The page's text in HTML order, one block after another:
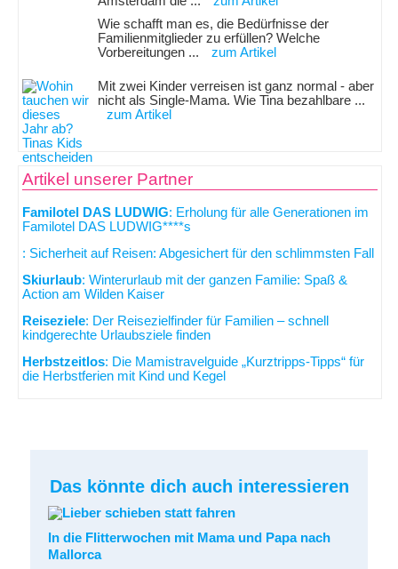
Wie schafft man es, die Bedürfnisse der
Familienmitglieder zu erfüllen? Welche
Vorbereitungen ...
zum Artikel
Mit zwei Kinder verreisen ist ganz normal - aber
nicht als Single-Mama. Wie Tina bezahlbare ...
zum Artikel
Artikel unserer Partner
Familotel DAS LUDWIG: Erholung für alle Generationen im
Familotel DAS LUDWIG****s
: Sicherheit auf Reisen: Abgesichert für den schlimmsten Fall
Skiurlaub: Winterurlaub mit der ganzen Familie: Spaß &
Action am Wilden Kaiser
Reiseziele: Der Reisezielfinder für Familien – schnell
kindgerechte Urlaubsziele finden
Herbstzeitlos: Die Mamistravelguide „Kurztripps-Tipps“ für
die Herbstferien mit Kind und Kegel
Das könnte dich auch interessieren
In die Flitterwochen mit Mama und Papa nach
Mallorca